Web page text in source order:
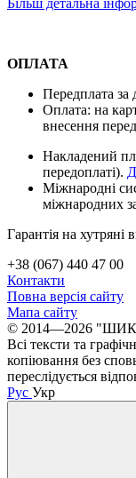
ОПЛАТА
Передплата за
Оплата: на
внесення
Накладений
передоплаті).
Міжнародні
міжнародних
Гарантія на хутряні
+38 (067) 440 47 00
Контакти
Повна версія сайту
Мапа сайту
© 2014—2026
Всі тексти та
копіювання без
переслідується
Рус Укр